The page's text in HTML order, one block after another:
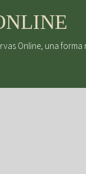
Online, una